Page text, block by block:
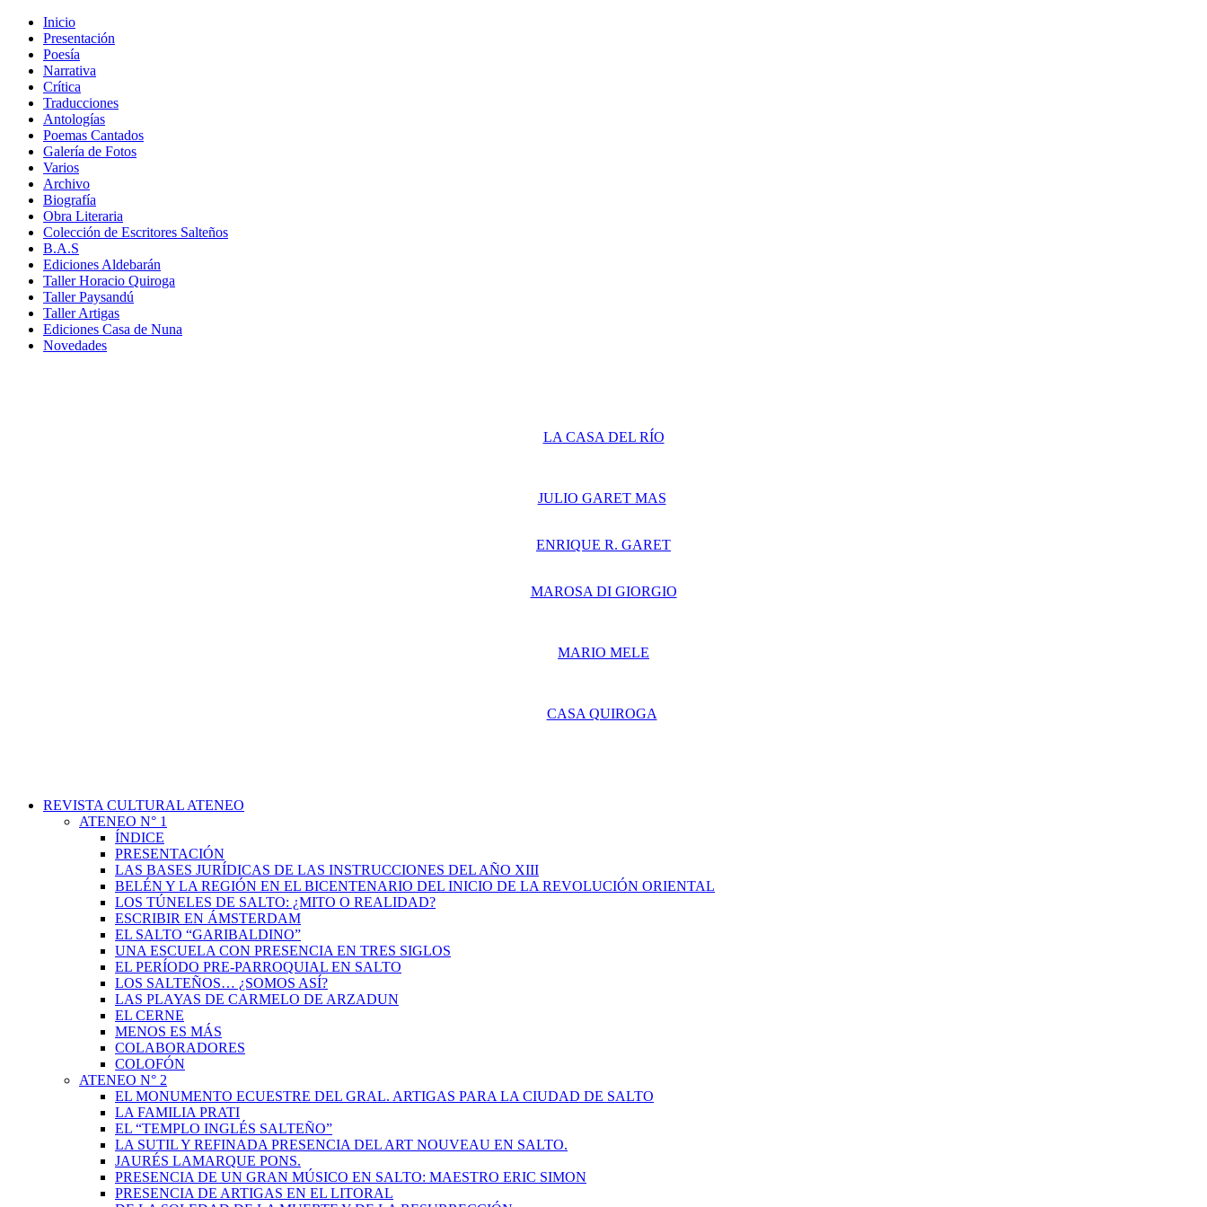
Inicio
Presentación
Poesía
Narrativa
Crítica
Traducciones
Antologías
Poemas Cantados
Galería de Fotos
Varios
Archivo
Biografía
Obra Literaria
Colección de Escritores Salteños
B.A.S
Ediciones Aldebarán
Taller Horacio Quiroga
Taller Paysandú
Taller Artigas
Ediciones Casa de Nuna
Novedades
LA CASA DEL RÍO
JULIO GARET MAS
ENRIQUE R. GARET
MAROSA DI GIORGIO
MARIO MELE
CASA QUIROGA
REVISTA CULTURAL ATENEO
ATENEO N° 1
ÍNDICE
PRESENTACIÓN
LAS BASES JURÍDICAS DE LAS INSTRUCCIONES DEL AÑO XIII
BELÉN Y LA REGIÓN EN EL BICENTENARIO DEL INICIO DE LA REVOLUCIÓN ORIENTAL
LOS TÚNELES DE SALTO: ¿MITO O REALIDAD?
ESCRIBIR EN ÁMSTERDAM
EL SALTO “GARIBALDINO”
UNA ESCUELA CON PRESENCIA EN TRES SIGLOS
EL PERÍODO PRE-PARROQUIAL EN SALTO
LOS SALTEÑOS… ¿SOMOS ASÍ?
LAS PLAYAS DE CARMELO DE ARZADUN
EL CERNE
MENOS ES MÁS
COLABORADORES
COLOFÓN
ATENEO N° 2
EL MONUMENTO ECUESTRE DEL GRAL. ARTIGAS PARA LA CIUDAD DE SALTO
LA FAMILIA PRATI
EL “TEMPLO INGLÉS SALTEÑO”
LA SUTIL Y REFINADA PRESENCIA DEL ART NOUVEAU EN SALTO.
JAURÉS LAMARQUE PONS.
PRESENCIA DE UN GRAN MÚSICO EN SALTO: MAESTRO ERIC SIMON
PRESENCIA DE ARTIGAS EN EL LITORAL